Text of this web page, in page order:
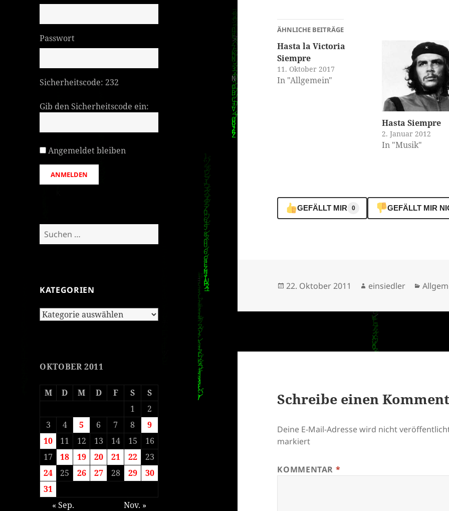
Passwort
Sicherheitscode: 232
Gib den Sicherheitscode ein:
Angemeldet bleiben
ANMELDEN
Suchen
nach:
KATEGORIEN
Kategorien
OKTOBER 2011
M D M D F S
S
1
2
3
4 5 6 7 8
9
10
11 12 13 14 15
16
17
18 19 20 21 22
23
24
25 26 27 28 29
30
31
« Sep.
Nov. »
ÄHNLICHE BEITRÄGE
Hasta la Victoria
Siempre
11. Oktober 2017
In "Allgemein"
Hasta Siempre
2. Januar 2012
In "Musik"
GEFÄLLT MIR 0 GEFÄLLT MIR
Veröffentlicht
22. Oktober 2011 Autor
einsiedler
Schreibe einen
Deine E-Mail-Adresse wird nicht
markiert
KOMMENTAR *